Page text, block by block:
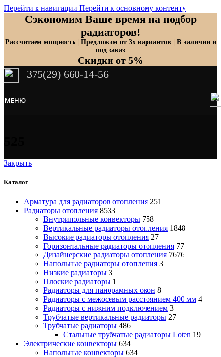
Перейти к навигации Перейти к основному контенту
Сэкономим Ваше время на подбор
радиаторов!
Рассчитаем мощность | Предложим от 3х вариантов | В наличии и
под заказ
Скидки от 5%
375(29) 660-14-56
МЕНЮ
Закрыть
Каталог
Арматура для радиаторов отопления 251
Радиаторы отопления 8533
Внутрипольные конвекторы 758
Вертикальные радиаторы отопления 1848
Высокие радиаторы отопления 27
Горизонтальные радиаторы отопления 77
Дизайнерские радиаторы отопления 7676
Напольные радиаторы отопления 3
Низкие радиаторы 3
Плоские радиаторы 1
Радиаторы для панорамных окон 8
Радиаторы с межосевым расстоянием 400 мм 4
Радиаторы с нижним подключением 3
Трубчатые вертикальные радиаторы 27
Трубчатые радиаторы 486
Cтальные трубчатые радиаторы Loten 19
Электрические конвекторы 634
Напольные конвекторы 634